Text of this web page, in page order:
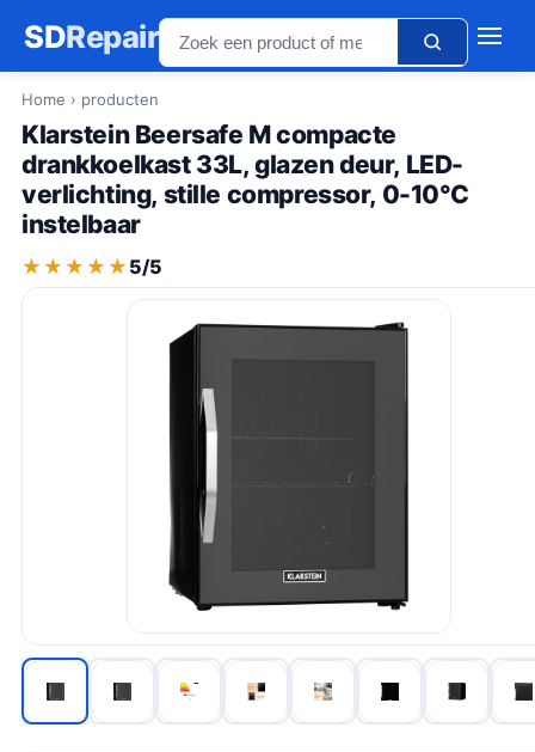
SDRepair
Home › producten
Klarstein Beersafe M compacte
drankkoelkast 33L, glazen deur, LED-
verlichting, stille compressor, 0-10°C
instelbaar
★★★★★
★★★★★ 5/5